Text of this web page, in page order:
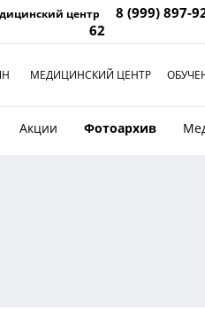
центр
8 (999) 897-
62
МЕДИЦИНСКИЙ ЦЕНТР
Акции Фотоархив